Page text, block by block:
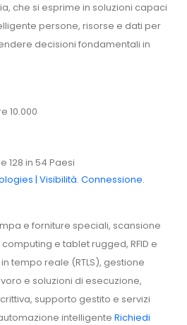
che si esprime in soluzioni capaci
persone, risorse e dati per
decisioni fondamentali in
10.000
128 in 54 Paesi
| Visibilità. Connessione.
e forniture speciali, scansione
e tablet rugged, RFID e
tempo reale (RTLS), gestione
e soluzioni di esecuzione,
supporto gestito e servizi
intelligente Richiedi